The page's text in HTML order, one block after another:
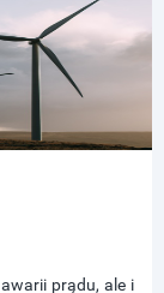
prądu, ale i